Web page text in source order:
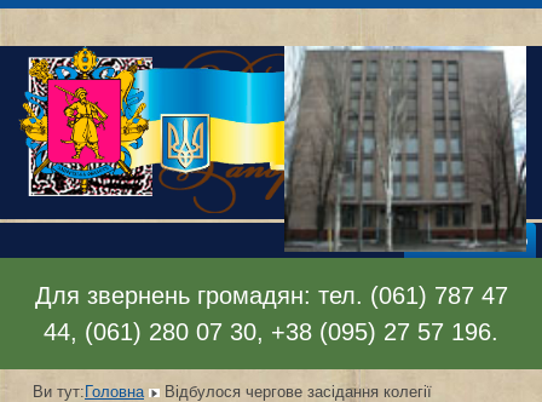
Відкрити меню
Для звернень громадян: тел. (061) 787 47
44, (061) 280 07 30, +38 (095) 27 57 196.
Ви тут:Головна
Відбулося чергове засідання колегії